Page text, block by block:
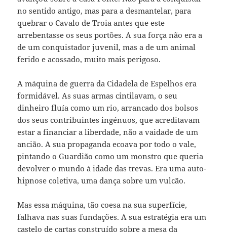
no sentido antigo, mas para a desmantelar, para
quebrar o Cavalo de Troia antes que este
arrebentasse os seus portões. A sua força não era a
de um conquistador juvenil, mas a de um animal
ferido e acossado, muito mais perigoso.
A máquina de guerra da Cidadela de Espelhos era
formidável. As suas armas cintilavam, o seu
dinheiro fluía como um rio, arrancado dos bolsos
dos seus contribuintes ingénuos, que acreditavam
estar a financiar a liberdade, não a vaidade de um
ancião. A sua propaganda ecoava por todo o vale,
pintando o Guardião como um monstro que queria
devolver o mundo à idade das trevas. Era uma auto-
hipnose coletiva, uma dança sobre um vulcão.
Mas essa máquina, tão coesa na sua superfície,
falhava nas suas fundações. A sua estratégia era um
castelo de cartas construído sobre a mesa da